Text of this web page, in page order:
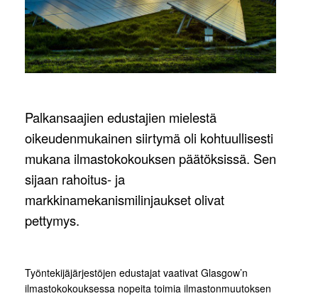
Palkansaajien edustajien mielestä
oikeudenmukainen siirtymä oli kohtuullisesti
mukana ilmastokokouksen päätöksissä. Sen
sijaan rahoitus- ja
markkinamekanismilinjaukset olivat
pettymys.
Työntekijäjärjestöjen edustajat vaativat Glasgow’n
ilmastokokouksessa nopeita toimia ilmastonmuutoksen